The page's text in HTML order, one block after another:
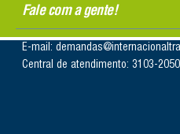
Fale com a gente!
E-mail:
Central de atendimento: 3103-2050